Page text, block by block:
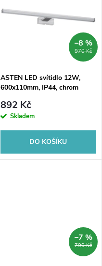
970 Kč
–8 %
ASTEN LED svítidlo 12W,
600x110mm, IP44, chrom
892 Kč
Skladem
DO KOŠÍKU
790 Kč
–7 %